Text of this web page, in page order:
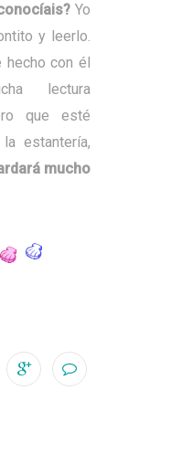
Yo
y leerlo.
con él
lectura
que esté
estantería,
mucho